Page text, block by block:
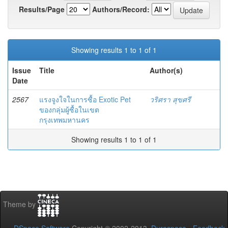
Results/Page
Authors/Record:
Showing results 1 to 1 of 1
Issue
Date
Title Author(s)
2567
แรงจูงใจในการซื้อ Exotic Pet
ของกลุ่มผู้ซื้อในเขต
กรุงเทพมหานคร
วริศรา สุขศรี
Showing results 1 to 1 of 1
Theme by